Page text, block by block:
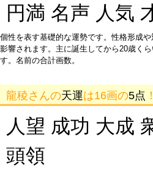
円満 名声 人気
個性を表す基礎的な運勢です。性格形成
影響されます。主に誕生してから20歳く
す。名前の合計画数。
龍稜さんの天運は16画の5点 ！
人望 成功 大成
頭領